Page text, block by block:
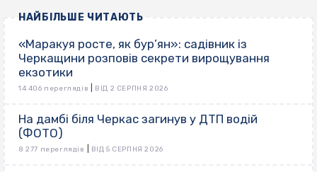
НАЙБІЛЬШЕ ЧИТАЮТЬ
«Маракуя росте, як бур’ян»: садівник із
Черкащини розповів секрети вирощування
екзотики
14 406 переглядів ВІД 2 СЕРПНЯ 2026
На дамбі біля Черкас загинув у ДТП водій
(ФОТО)
8 277 переглядів ВІД 5 СЕРПНЯ 2026